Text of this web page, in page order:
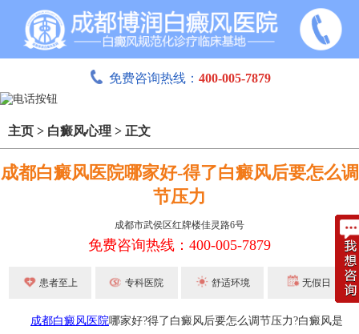
免费咨询热线： 400-005-7879
主页 > 白癜风心理 > 正文
成都白癜风医院哪家好-得了白癜风后要怎么调
节压力
成都市武侯区红牌楼佳灵路6号
免费咨询热线：400-005-7879
患者至上 专科医院 舒适环境 无假日
成都白癜风医院哪家好?得了白癜风后要怎么调节压力?白癜风是